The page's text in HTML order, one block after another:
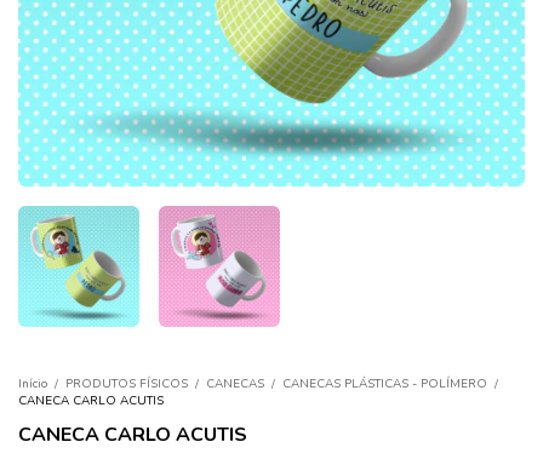
Início / PRODUTOS FÍSICOS / CANECAS / CANECAS PLÁSTICAS - POLÍMERO /
CANECA CARLO ACUTIS
CANECA CARLO ACUTIS